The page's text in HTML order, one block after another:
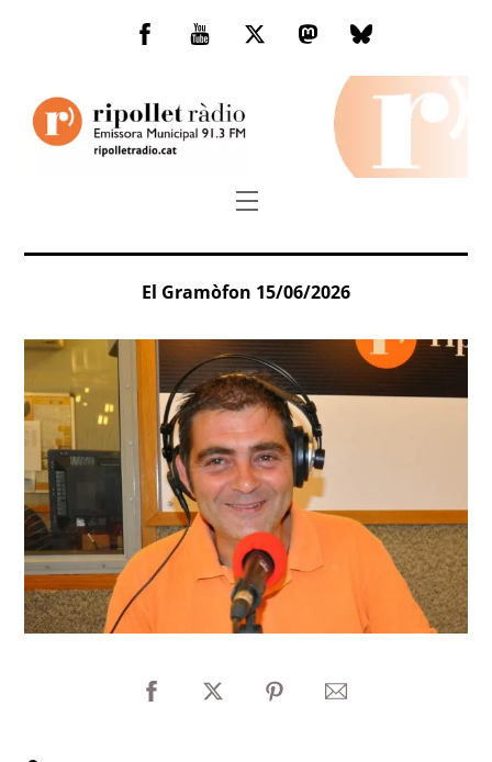
Facebook
You
TwitterMastodonBluesky
Menu
El Gramòfon 15/06/2026